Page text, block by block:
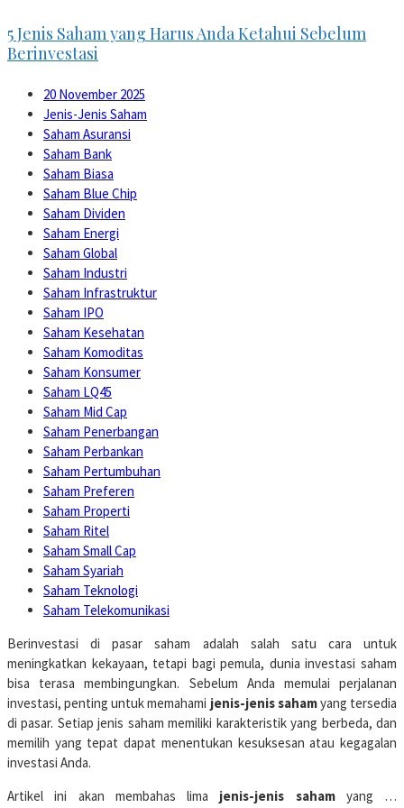
5 Jenis Saham yang Harus Anda Ketahui Sebelum
Berinvestasi
20 November 2025
Jenis-Jenis Saham
Saham Asuransi
Saham Bank
Saham Biasa
Saham Blue Chip
Saham Dividen
Saham Energi
Saham Global
Saham Industri
Saham Infrastruktur
Saham IPO
Saham Kesehatan
Saham Komoditas
Saham Konsumer
Saham LQ45
Saham Mid Cap
Saham Penerbangan
Saham Perbankan
Saham Pertumbuhan
Saham Preferen
Saham Properti
Saham Ritel
Saham Small Cap
Saham Syariah
Saham Teknologi
Saham Telekomunikasi
Berinvestasi di pasar saham adalah salah satu cara untuk
meningkatkan kekayaan, tetapi bagi pemula, dunia investasi saham
bisa terasa membingungkan. Sebelum Anda memulai perjalanan
investasi, penting untuk memahami jenis-jenis sahamyang tersedia
di pasar. Setiap jenis saham memiliki karakteristik yang berbeda, dan
memilih yang tepat dapat menentukan kesuksesan atau kegagalan
investasi Anda.
Artikel ini akan membahas lima jenis-jenis sahamyang …